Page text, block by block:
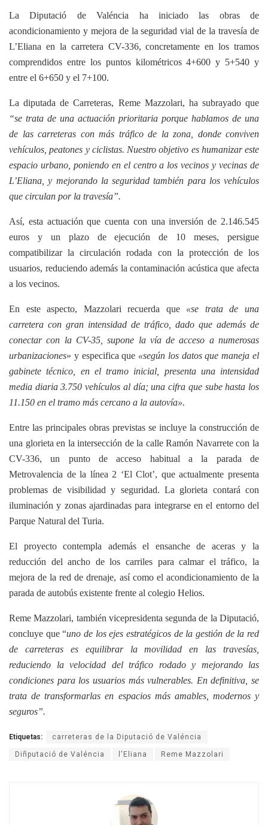
La Diputació de Valéncia ha iniciado las obras de
acondicionamiento y mejora de la seguridad vial de la travesía de
L’Eliana en la carretera CV-336, concretamente en los tramos
comprendidos entre los puntos kilométricos 4+600 y 5+540 y
entre el 6+650 y el 7+100.
La diputada de Carreteras, Reme Mazzolari, ha subrayado que
“se trata de una actuación prioritaria porque hablamos de una
de las carreteras con más tráfico de la zona, donde conviven
vehículos, peatones y ciclistas. Nuestro objetivo es humanizar este
espacio urbano, poniendo en el centro a los vecinos y vecinas de
L’Eliana, y mejorando la seguridad también para los vehículos
que circulan por la travesía”.
Así, esta actuación que cuenta con una inversión de 2.146.545
euros y un plazo de ejecución de 10 meses, persigue
compatibilizar la circulación rodada con la protección de los
usuarios, reduciendo además la contaminación acústica que afecta
a los vecinos.
En este aspecto, Mazzolari recuerda que «se trata de una
carretera con gran intensidad de tráfico, dado que además de
conectar con la CV-35, supone la vía de acceso a numerosas
urbanizaciones» y especifica que «según los datos que maneja el
gabinete técnico, en el tramo inicial, presenta una intensidad
media diaria 3.750 vehículos al día; una cifra que sube hasta los
11.150 en el tramo más cercano a la autovía».
Entre las principales obras previstas se incluye la construcción de
una glorieta en la intersección de la calle Ramón Navarrete con la
CV-336, un punto de acceso habitual a la parada de
Metrovalencia de la línea 2 ‘El Clot’, que actualmente presenta
problemas de visibilidad y seguridad. La glorieta contará con
iluminación y zonas ajardinadas para integrarse en el entorno del
Parque Natural del Turia.
El proyecto contempla además el ensanche de aceras y la
reducción del ancho de los carriles para calmar el tráfico, la
mejora de la red de drenaje, así como el acondicionamiento de la
parada de autobús existente frente al colegio Helios.
Reme Mazzolari, también vicepresidenta segunda de la Diputació,
concluye que “uno de los ejes estratégicos de la gestión de la red
de carreteras es equilibrar la movilidad en las travesías,
reduciendo la velocidad del tráfico rodado y mejorando las
condiciones para los usuarios más vulnerables. En definitiva, se
trata de transformarlas en espacios más amables, modernos y
seguros”.
Etiquetas: carreteras de la Diputació de Valéncia
Diñputació de Valéncia l'Eliana Reme Mazzolari